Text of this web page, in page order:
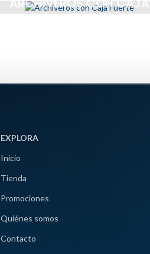
ARCHIVEROS CON CAJA
EXPLORA
Inicio
Tienda
Promociones
Quiénes somos
Contacto